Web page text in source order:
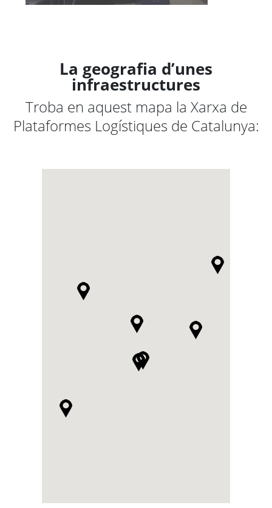
La geografia d’unes
infraestructures
Troba en aquest mapa la Xarxa de
Plataformes Logístiques de Catalunya: